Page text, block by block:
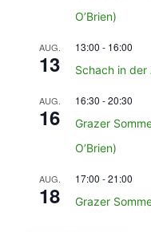
O’Brien)
AUG.
13
13:00 - 16:00
Schach in der
AUG.
16
16:30 -20:30
Grazer
O’Brien)
AUG.
18
17:00 -21:00
Grazer